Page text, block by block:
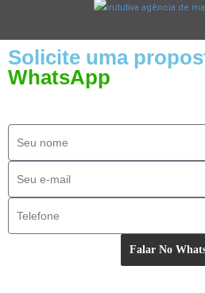
Solicite uma
WhatsApp
Falar No